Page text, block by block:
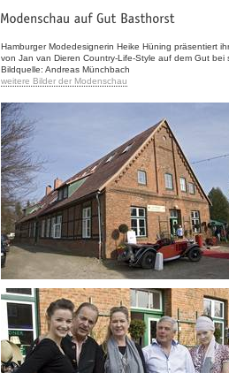
Hamburger Modedesignerin Heike Hüning präsentiert
von Jan van Dieren Country-Life-Style auf dem Gut bei
Bildquelle: Andreas Münchbach
weitere Bilder der Modenschau